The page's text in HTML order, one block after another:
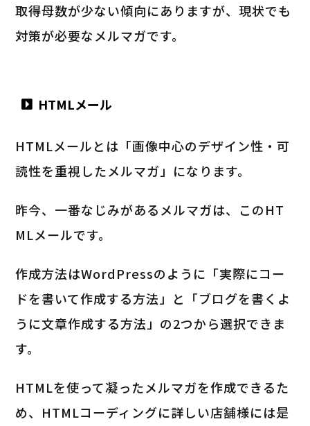
取得母数が少ない傾向にありますが、現状でも
対策が必要なメルマガです。
HTMLメール
HTMLメールとは「画像中心のデザイン性・可
読性を重視したメルマガ」になります。
昨今、一番なじみがあるメルマガは、このHT
MLメールです。
作成方法はWordPressのように「実際にコー
ドを書いて作成する方法」と「ブログを書くよ
うに文章作成する方法」の2つから選択できま
す。
HTMLを使って凝ったメルマガを作成できるた
め、HTMLコーディングに詳しい店舗様には是